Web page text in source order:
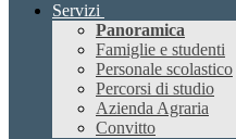
Servizi
Panoramica
Famiglie e studenti
Personale scolastico
Percorsi di studio
Azienda Agraria
Convitto